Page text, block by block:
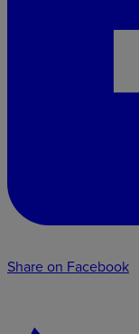
Share on Facebook